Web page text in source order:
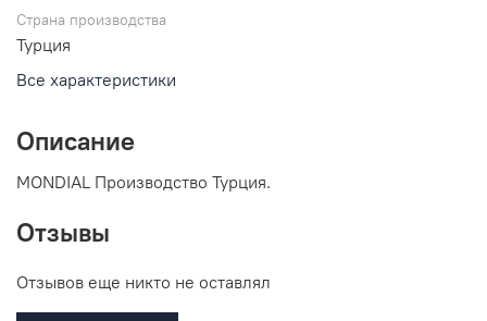
Страна производства
Турция
Все характеристики
Описание
MONDIAL Производство Турция.
Отзывы
Отзывов еще никто не оставлял